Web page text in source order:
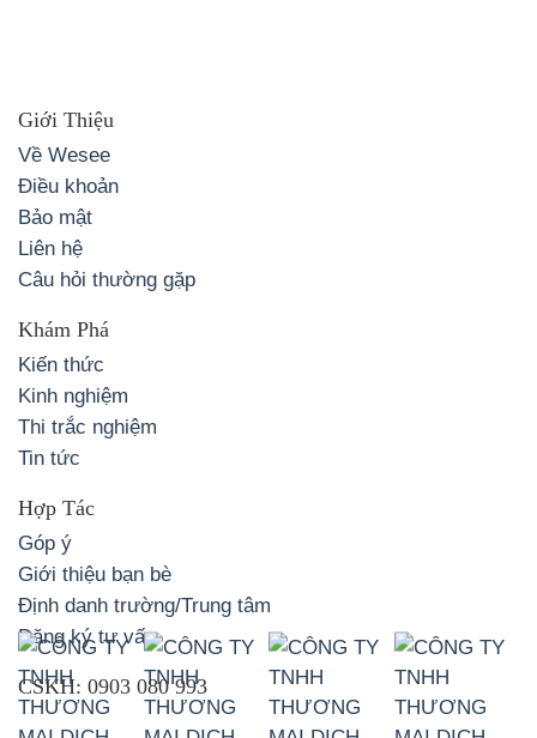
Giới Thiệu
Về Wesee
Điều khoản
Bảo mật
Liên hệ
Câu hỏi thường gặp
Khám Phá
Kiến thức
Kinh nghiệm
Thi trắc nghiệm
Tin tức
Hợp Tác
Góp ý
Giới thiệu bạn bè
Định danh trường/Trung tâm
Đăng ký tư vấn
CSKH: 0903 080 993